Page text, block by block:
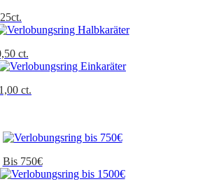
ct.
1,00 ct.
Bis 750€